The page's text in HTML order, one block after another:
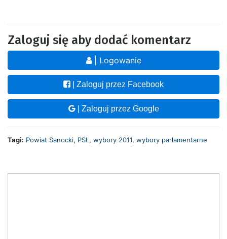
Zaloguj się aby dodać komentarz
| Logowanie
| Zaloguj przez Facebook
| Zaloguj przez Google
Tagi: Powiat Sanocki, PSL , wybory 2011, wybory parlamentarne